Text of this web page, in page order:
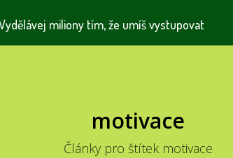
miliony tím, že umíš vystupovat
motivace
Články pro štítek motivace